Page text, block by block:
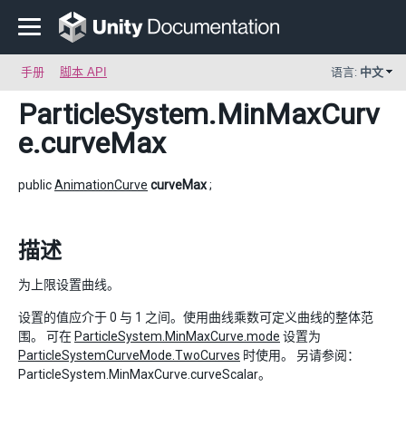
手册 脚本 API 语言: 中文
ParticleSystem.MinMaxCurv
e.curveMax
publicAnimationCurve curveMax;
描述
为上限设置曲线。
设置的值应介于 0 与 1 之间。使用曲线乘数可定义曲线的整体范
围。 可在 ParticleSystem.MinMaxCurve.mode 设置为
ParticleSystemCurveMode.TwoCurves 时使用。 另请参阅：
ParticleSystem.MinMaxCurve.curveScalar。